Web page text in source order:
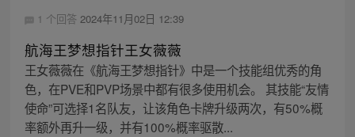
1 个回答 2024年11月02日 12:39
航海王梦想指针王女薇薇
王女薇薇在《航海王梦想指针》中是一个技能组优秀的角
色，在PVE和PVP场景中都有很多使用机会。 其技能“友情
使命”可选择1名队友，让该角色卡牌升级两次，有50%概
率额外再升一级，并有100%概率驱散...